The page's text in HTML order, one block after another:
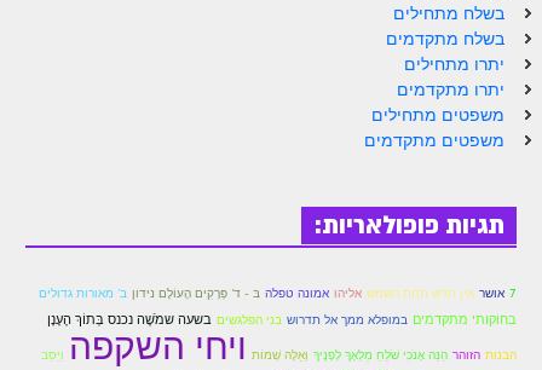
הזוהר הקדוש בשלח מתחילים
הזוהר הקדוש בשלח מתקדמים
הזוהר הקדוש יתרו מתחילים
משפטים מתחילים
הזוהר הקדוש תרומה השקפה
בשלח מתחילים
בשלח מתקדמים
יתרו מתחילים
יתרו מתקדמים
משפטים מתחילים
משפטים מתקדמים
תגיות פופולאריות:
7 אושר אין חדש תחת השמש אליהו אמונה טפלה בּ - ד' פְּרָקִים הָעוֹלָם נידון ב' מאורות גדולים
בחוקותי מתקדמים במופלא ממך אל תדרוש בני הפלגשים בשעה שמֹשֶׁה נכנס בְּתוֹךְ הֶעָנָן
הבנות הזוהר הִנֵּה אָנֹכִי שֹׁלֵחַ מַלְאָךְ לְפָנֶיךָ וְאֵלֶּה שְׁמוֹת ויחי השקפה וַיַּסֵּב